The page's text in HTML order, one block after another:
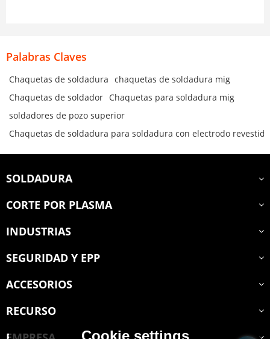
Palabras Claves
Chaquetas de soldadura chaquetas de soldadura mig
Chaquetas de soldador Chaquetas para soldadura mig
soldadores de pozo superior
Chaquetas de soldadura para soldadura con electrodo revestido
SOLDADURA
CORTE POR PLASMA
INDUSTRIAS
SEGURIDAD Y EPP
ACCESORIOS
RECURSO
Cookie settings